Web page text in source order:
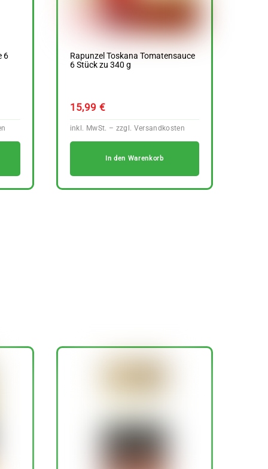
6
Rapunzel Toskana Tomatensauce
6 Stück zu 340 g
15,99 €
In den Warenkorb